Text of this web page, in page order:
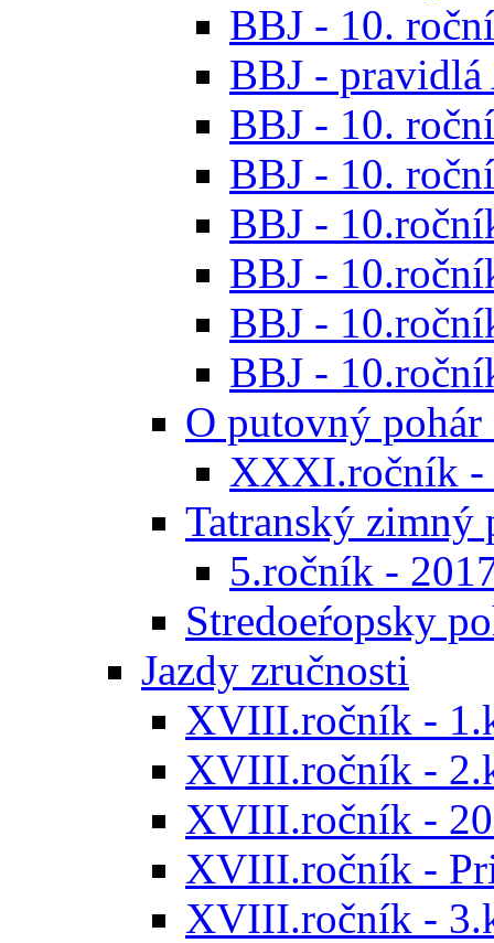
BBJ - 10.
BBJ - pravidlá
BBJ - 10.
BBJ - 10.
BBJ -
BBJ -
BBJ -
BBJ -
O putovný
XXXI.ročník -
Tatranský zimný
5.ročník -
Stredoeŕopsky
Jazdy zručnosti
XVIII.ročník -
XVIII.ročník -
XVIII.ročník -
XVIII.ročník -
XVIII.ročník -